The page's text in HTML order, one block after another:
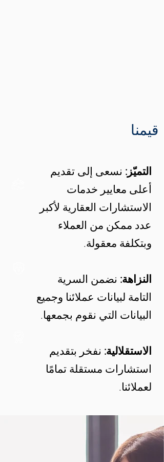
قيمنا
التميّز: نسعى إلى تقديم
أعلى معايير خدمات
الاستشارات العقارية لأكبر
عدد ممكن من العملاء
وبتكلفة معقولة.
النزاهة: نضمن السرية
التامة لبيانات عملائنا وجميع
البيانات التي نقوم بجمعها.
الاستقلالية: نفخر بتقديم
استشارات مستقلة تمامًا
لعملائنا.